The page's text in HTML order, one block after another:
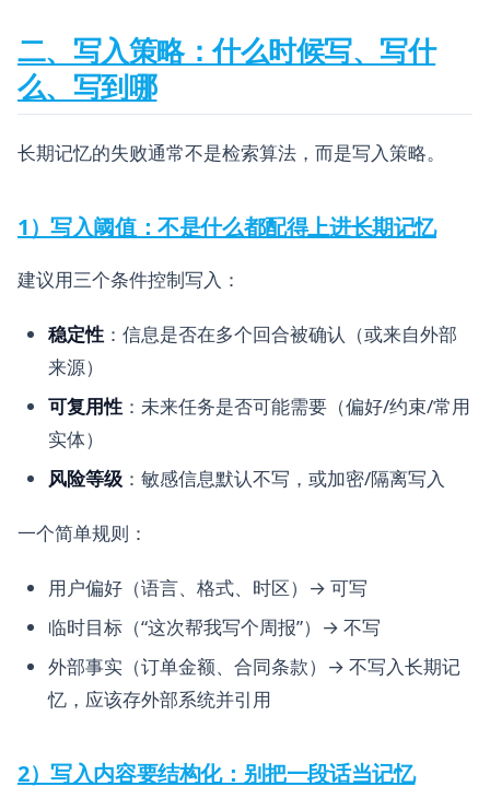
二、写入策略：什么时候写、写什
么、写到哪
长期记忆的失败通常不是检索算法，而是写入策略。
1）写入阈值：不是什么都配得上进长期记忆
建议用三个条件控制写入：
稳定性 ：信息是否在多个回合被确认（或来自外部
来源）
可复用性 ：未来任务是否可能需要（偏好/约束/常用
实体）
风险等级 ：敏感信息默认不写，或加密/隔离写入
一个简单规则：
用户偏好（语言、格式、时区）→ 可写
临时目标（“这次帮我写个周报”）→ 不写
外部事实（订单金额、合同条款）→ 不写入长期记
忆，应该存外部系统并引用
2）写入内容要结构化：别把一段话当记忆